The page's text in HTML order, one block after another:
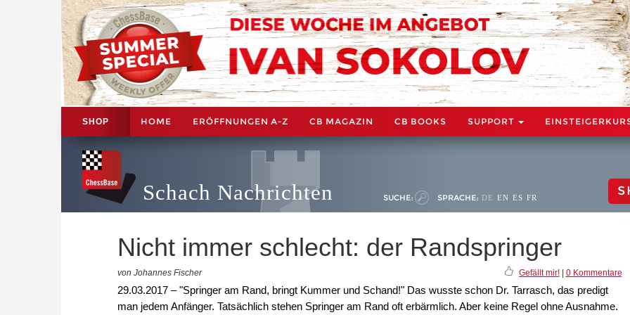
SHOP HOME ERÖFFNUNGEN A-Z CB MAGAZIN CB BOOKS SUPPORT
Schach Nachrichten SUCHE: SPRACHE: DE EN ES FR
Nicht immer schlecht: der Randspringer
von Johannes Fischer Gefällt mir!| 0 Kommentare
29.03.2017 – "Springer am Rand, bringt Kummer und Schand!" Das wusste schon Dr. Tarrasch, das predigt
man jedem Anfänger. Tatsächlich stehen Springer am Rand oft erbärmlich. Aber keine Regel ohne Ausnahme.